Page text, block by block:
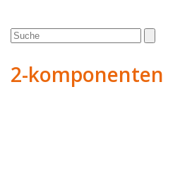
Open
mobile
Close
mobile
Search
2-komponenten